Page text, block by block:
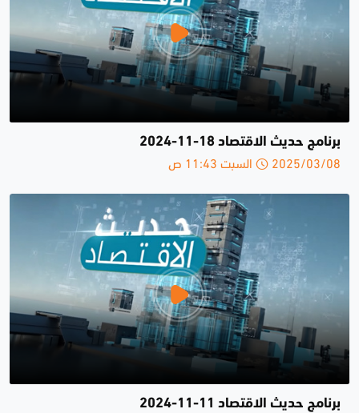
برنامج حديث الاقتصاد 18-11-2024
2025/03/08 السبت 11:43 ص
برنامج حديث الاقتصاد 11-11-2024